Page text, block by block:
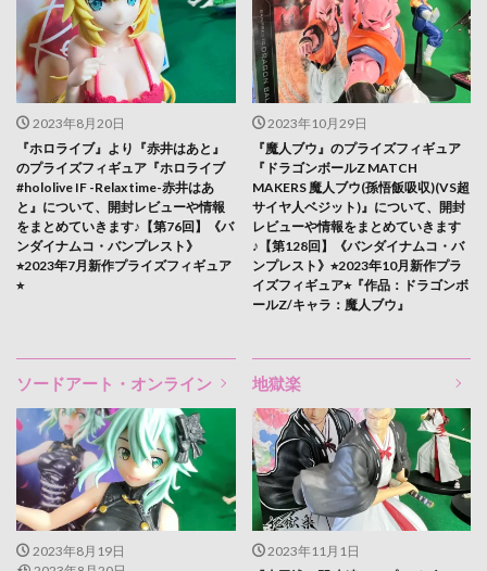
2023年8月20日
『ホロライブ』より『赤井はあと』
のプライズフィギュア『ホロライブ
#hololive IF -Relax time-赤井はあ
と』について、開封レビューや情報
をまとめていきます♪【第76回】《バ
ンダイナムコ・バンプレスト》
⭐︎2023年7月新作プライズフィギュア
⭐︎
2023年10月29日
『魔人ブウ』のプライズフィギュア
『ドラゴンボールZ MATCH
MAKERS 魔人ブウ(孫悟飯吸収)(VS超
サイヤ人ベジット)』について、開封
レビューや情報をまとめていきます
♪【第128回】《バンダイナムコ・バ
ンプレスト》⭐︎2023年10月新作プラ
イズフィギュア⭐︎『作品：ドラゴンボ
ールZ/キャラ：魔人ブウ』
ソードアート・オンライン
2023年8月19日
地獄楽
2023年11月1日